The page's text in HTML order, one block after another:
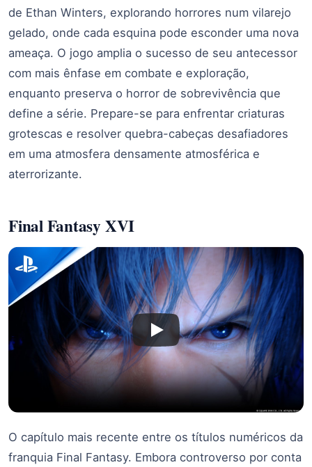
de Ethan Winters, explorando horrores num vilarejo
gelado, onde cada esquina pode esconder uma nova
ameaça. O jogo amplia o sucesso de seu antecessor
com mais ênfase em combate e exploração,
enquanto preserva o horror de sobrevivência que
define a série. Prepare-se para enfrentar criaturas
grotescas e resolver quebra-cabeças desafiadores
em uma atmosfera densamente atmosférica e
aterrorizante.
Final Fantasy XVI
O capítulo mais recente entre os títulos numéricos da
franquia Final Fantasy. Embora controverso por conta